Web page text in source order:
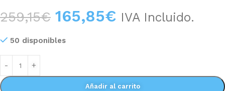
259,15€ 165,85€ IVA Incluido.
50 disponibles
Añadir al carrito